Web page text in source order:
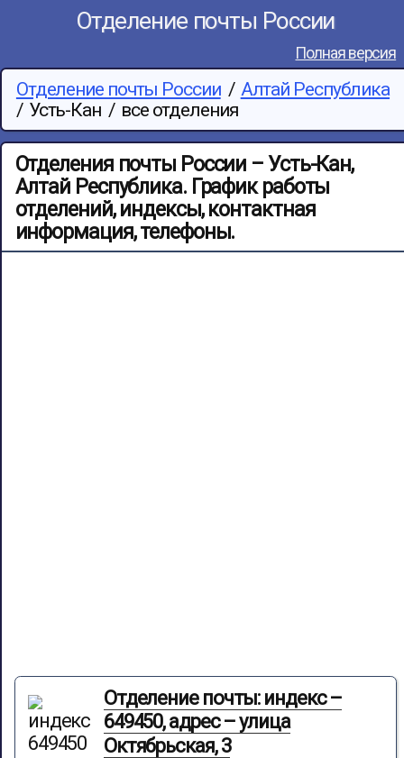
Отделение почты России
Полная версия
Отделение почты России / Алтай Республика
/ Усть-Кан / все отделения
Отделения почты России – Усть-Кан,
Алтай Республика. График работы
отделений, индексы, контактная
информация, телефоны.
Отделение почты: индекс –
649450, адрес – улица
Октябрьская, 3